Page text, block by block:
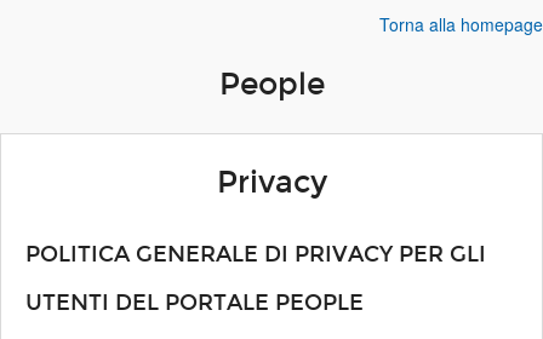
Torna alla homepage
People
Privacy
POLITICA GENERALE DI PRIVACY PER GLI
UTENTI DEL PORTALE PEOPLE